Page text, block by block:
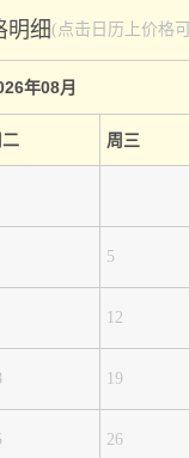
明细(点击日历上价格
年08月
周三
5
12
19
26